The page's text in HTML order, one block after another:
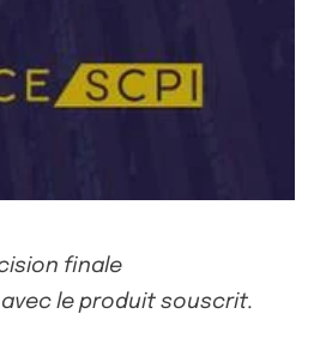
finale
le produit souscrit.